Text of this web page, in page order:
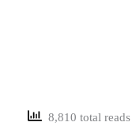
8,810 total reads